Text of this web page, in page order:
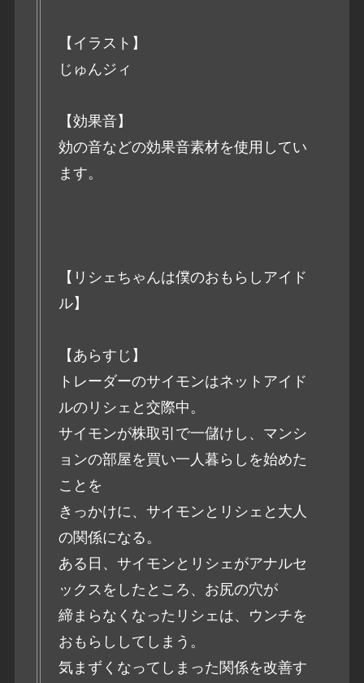
【イラスト】
じゅんジィ
【効果音】
効の音などの効果音素材を使用してい
ます。
【リシェちゃんは僕のおもらしアイド
ル】
【あらすじ】
トレーダーのサイモンはネットアイド
ルのリシェと交際中。
サイモンが株取引で一儲けし、マンシ
ョンの部屋を買い一人暮らしを始めた
ことを
きっかけに、サイモンとリシェと大人
の関係になる。
ある日、サイモンとリシェがアナルセ
ックスをしたところ、お尻の穴が
締まらなくなったリシェは、ウンチを
おもらししてしまう。
気まずくなってしまった関係を改善す